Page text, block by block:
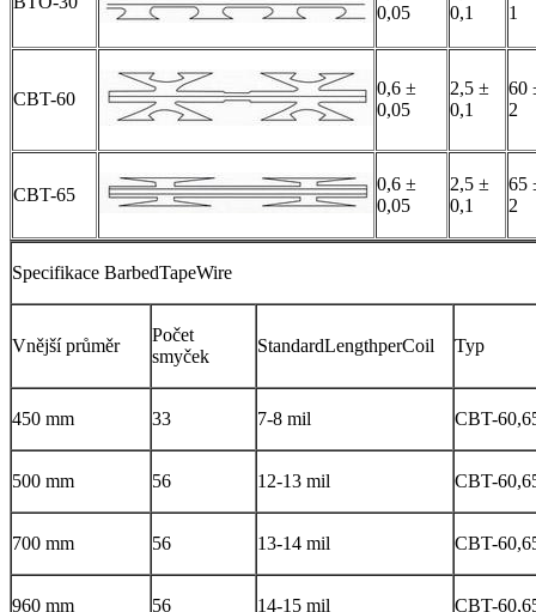
0,05
0,1
1
CBT-60
0,6 ±
0,05
2,5 ±
0,1
60
2
CBT-65
0,6 ±
0,05
2,5 ±
0,1
65
2
Specifikace BarbedTapeWire
Vnější průměr
Počet
smyček
StandardLengthperCoil Typ
450 mm 33 7-8 mil CBT-
500 mm 56 12-13 mil CBT-
700 mm 56 13-14 mil CBT-
960 mm 56 14-15 mil CBT-